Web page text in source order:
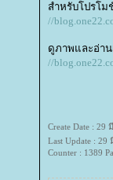
สำหรับโปรโ
//
ดูภาพและอ่า
//
Create Date : 29
Last Update : 29
Counter : 1389